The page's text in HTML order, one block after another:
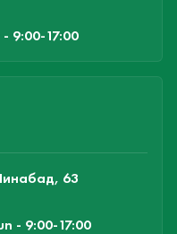
9:00-17:00
63
- 9:00-17:00